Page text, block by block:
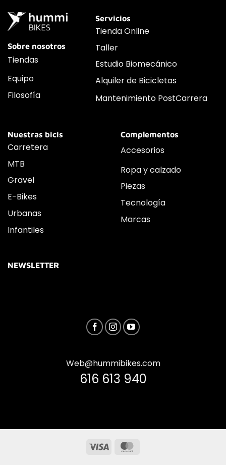
Sobre nosotros
Tiendas
Equipo
Filosofía
Servicios
Tienda Online
Taller
Estudio Biomecánico
Alquiler de Bicicletas
Mantenimiento PostCarrera
Nuestras bicis
Carretera
MTB
Gravel
E-Bikes
Urbanas
Infantiles
Complementos
Accesorios
Ropa y calzado
Piezas
Tecnología
Marcas
NEWSLETTER
Web@hummibikes.com
616 613 940
Visa